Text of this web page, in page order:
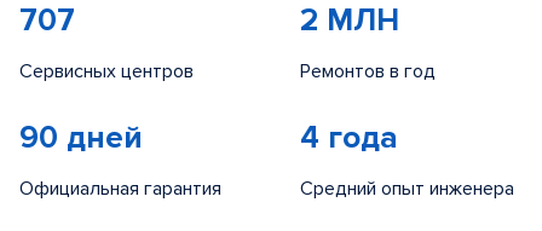
707
Сервисных центров
2 МЛН
Ремонтов в год
90 дней
Официальная гарантия
4 года
Средний опыт инженера